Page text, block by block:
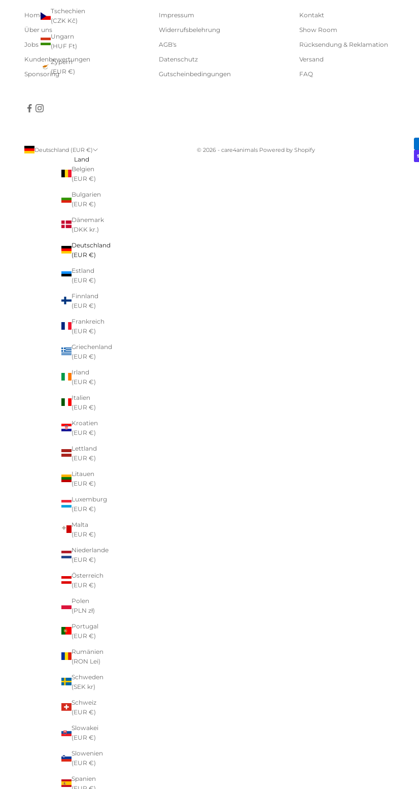
Tschechien
(CZK Kč)
Ungarn
(HUF Ft)
Zypern
(EUR €)
Home
Über uns
Jobs
Kundenbewertungen
Sponsoring
Impressum
Widerrufsbelehrung
AGB's
Datenschutz
Gutscheinbedingungen
Kontakt
Show Room
Rücksendung & Reklamation
Versand
FAQ
Deutschland (EUR €)
Land
Belgien
(EUR €)
Bulgarien
(EUR €)
Dänemark
(DKK kr.)
Deutschland
(EUR €)
Estland
(EUR €)
Finnland
(EUR €)
Frankreich
(EUR €)
Griechenland
(EUR €)
Irland
(EUR €)
Italien
(EUR €)
Kroatien
(EUR €)
Lettland
(EUR €)
Litauen
(EUR €)
Luxemburg
(EUR €)
Malta
(EUR €)
Niederlande
(EUR €)
Österreich
(EUR €)
Polen
(PLN zł)
Portugal
(EUR €)
Rumänien
(RON Lei)
Schweden
(SEK kr)
Schweiz
(EUR €)
Slowakei
(EUR €)
Slowenien
(EUR €)
Spanien
© 2026 - care4animals Powered by Shopify